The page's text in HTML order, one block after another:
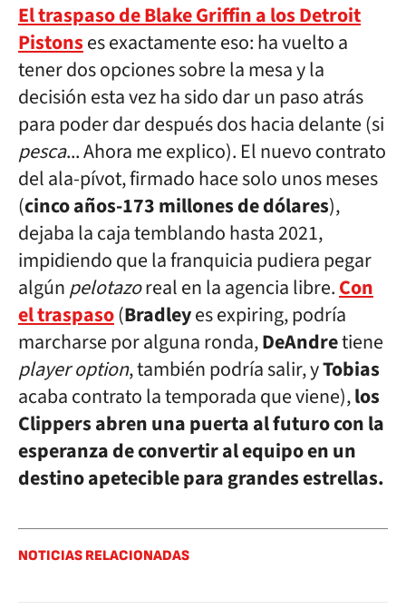
El traspaso de Blake Griffin a los Detroit
Pistonses exactamente eso: ha vuelto a
tener dos opciones sobre la mesa y la
decisión esta vez ha sido dar un paso atrás
para poder dar después dos hacia delante (si
pesca... Ahora me explico). El nuevo contrato
del ala-pívot, firmado hace solo unos meses
(cinco años-173 millones de dólares),
dejaba la caja temblando hasta 2021,
impidiendo que la franquicia pudiera pegar
algúnpelotazoreal en la agencia libre.Con
el traspaso(Bradleyes expiring, podría
marcharse por alguna ronda,DeAndretiene
player option, también podría salir, yTobias
acaba contrato la temporada que viene),los
Clippers abren una puerta al futuro con la
esperanza de convertir al equipo en un
destino apetecible para grandes estrellas.
NOTICIAS RELACIONADAS